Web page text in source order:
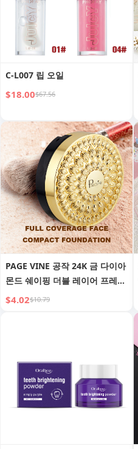
C-L007 립 오일
$18.00$67.56
PAGE VINE 공작 24K 금 다이아
몬드 쉐이핑 더블 레이어 프레스
드 파우더 내추럴 프레쉬 롱래스
$4.02$10.79